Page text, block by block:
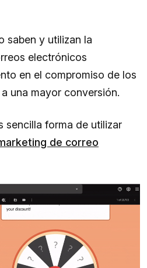
saben y utilizan la
electrónicos
en el compromiso de los
una mayor conversión.
sencilla forma de utilizar
de correo